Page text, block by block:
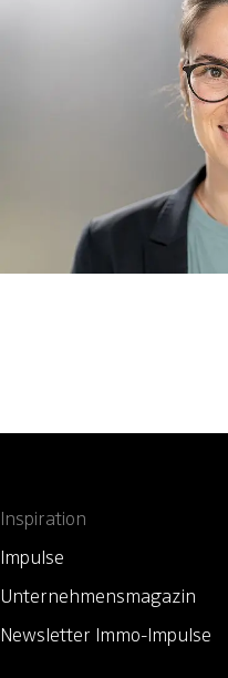
Inspiration
Impulse
Unternehmensmagazin
Newsletter Immo-Impulse